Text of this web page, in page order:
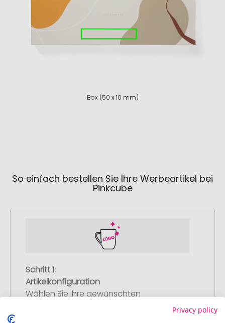
Box (50 x 10 mm)
So einfach bestellen Sie Ihre Werbeartikel bei
Pinkcube
Schritt 1:
Artikelkonfiguration
Wählen Sie Ihre gewünschten
Werbeartikel aus und passen Sie diesePrivacy policy